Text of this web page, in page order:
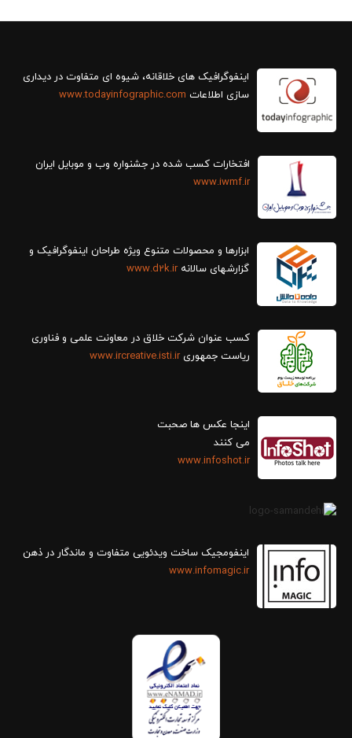
سازی اطلاعات www.todayinfographic.com
افتخارات کسب شده در جشنواره وب و موبایل ایران
www.iwmf.ir
ابزارها و محصولات متنوع ویژه طراحان اینفوگرافیک و
گزارش‎های سالانه
www.d2k.ir
کسب عنوان شرکت خلاق در معاونت علمی و فناوری
ریاست جمهوریwww.ircreative.isti.ir
اینجا عکس ها صحبت
می کنند
www.infoshot.ir
اینفومجیک ساخت ویدئویی متفاوت و ماندگار در ذهن
www.infomagic.ir